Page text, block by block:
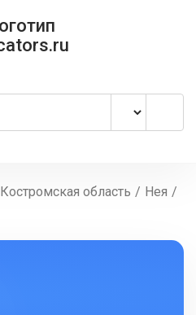
Костромская область / Нея /